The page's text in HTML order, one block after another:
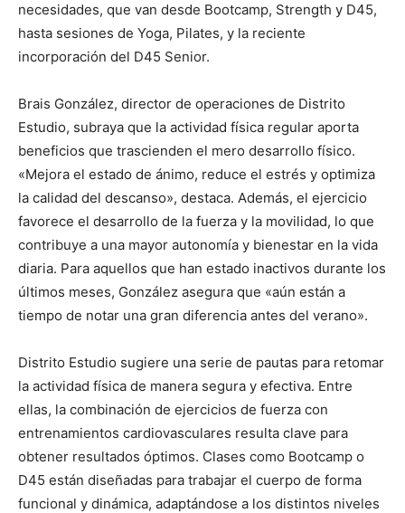
necesidades, que van desde Bootcamp, Strength y D45,
hasta sesiones de Yoga, Pilates, y la reciente
incorporación del D45 Senior.
Brais González, director de operaciones de Distrito
Estudio, subraya que la actividad física regular aporta
beneficios que trascienden el mero desarrollo físico.
«Mejora el estado de ánimo, reduce el estrés y optimiza
la calidad del descanso», destaca. Además, el ejercicio
favorece el desarrollo de la fuerza y la movilidad, lo que
contribuye a una mayor autonomía y bienestar en la vida
diaria. Para aquellos que han estado inactivos durante los
últimos meses, González asegura que «aún están a
tiempo de notar una gran diferencia antes del verano».
Distrito Estudio sugiere una serie de pautas para retomar
la actividad física de manera segura y efectiva. Entre
ellas, la combinación de ejercicios de fuerza con
entrenamientos cardiovasculares resulta clave para
obtener resultados óptimos. Clases como Bootcamp o
D45 están diseñadas para trabajar el cuerpo de forma
funcional y dinámica, adaptándose a los distintos niveles